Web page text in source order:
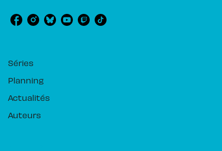
Séries
Planning
Actualités
Auteurs